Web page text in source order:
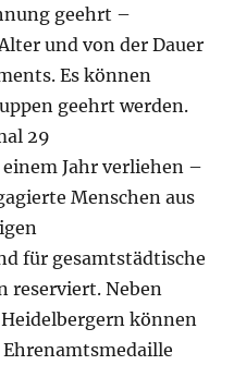
geehrt –
und von der Dauer
Es können
geehrt werden.
29
Jahr verliehen –
Menschen aus
für gesamtstädtische
reserviert. Neben
können